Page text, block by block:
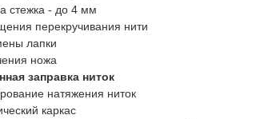
стежка - до 4 мм
перекручивания нити
лапки
ножа
заправка ниток
натяжения ниток
каркас